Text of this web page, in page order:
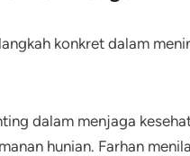
konkret dalam
dalam menjaga
hunian. Farhan